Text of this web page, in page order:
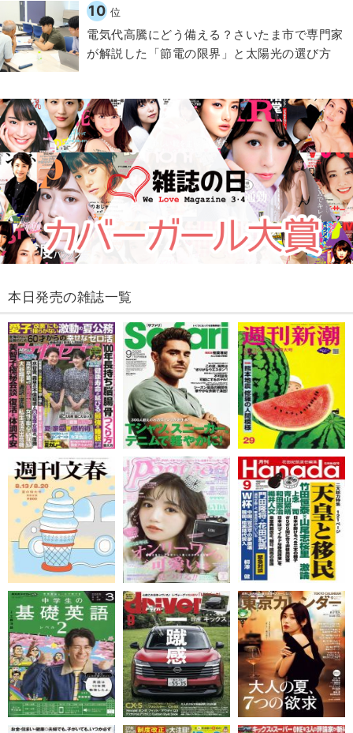
10 位
電気代高騰にどう備える？さいたま市で専門家
が解説した「節電の限界」と太陽光の選び方
本日発売の雑誌一覧